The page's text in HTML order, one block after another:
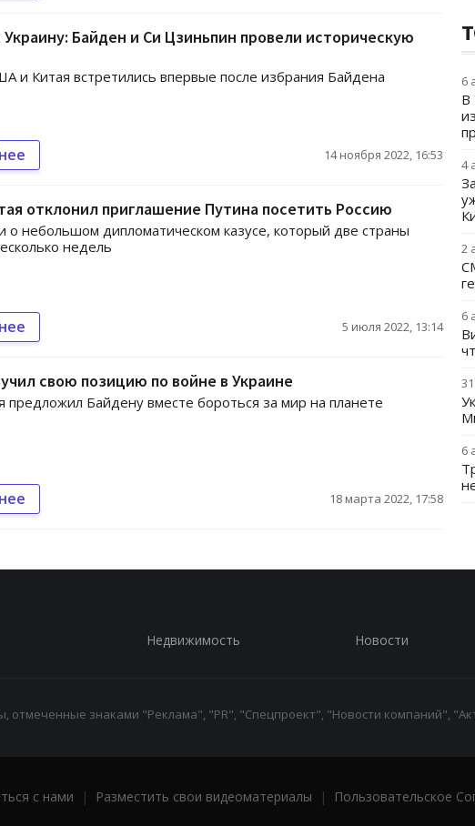
Байден и Си Цзиньпин провели историческую
и Китая встретились впервые после избрания Байдена
14 ноября 2022, 16:53
отклонил приглашение Путина посетить Россию
о небольшом дипломатическом казусе, который две страны
недель
5 июля 2022, 13:14
свою позицию по войне в Украине
предложил Байдену вместе бороться за мир на планете
18 марта 2022, 17:58
6
В
4
2
6
6
Недвижимость Новости
отмеченные знаками "Реклама", "PR", "Спецпроект", "Новости компаний",
с нами | Разместить свои видеоматериалы | Пользовательское